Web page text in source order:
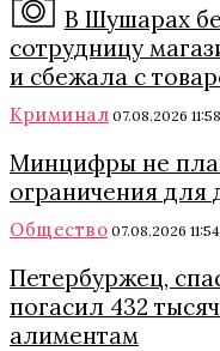
В Шушарах
сотрудницу
и сбежала с
Криминал 07.08.2026 11:58
Минцифры не
ограничения для
Общество 07.08.2026 11:54
Петербуржец,
погасил 432
алиментам